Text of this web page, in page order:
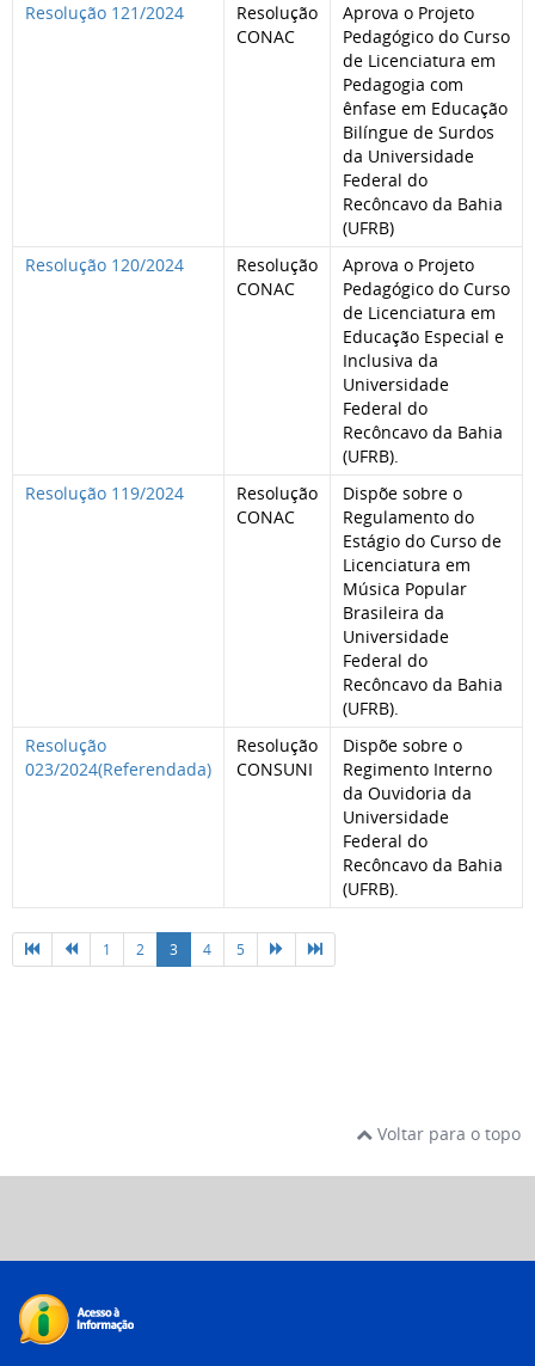
Resolução 121/2024
Resolução
CONAC
Aprova o Projeto
Pedagógico do Curso
de Licenciatura em
Pedagogia com
ênfase em Educação
Bilíngue de Surdos
da Universidade
Federal do
Recôncavo da Bahia
(UFRB)
Resolução 120/2024
Resolução
CONAC
Aprova o Projeto
Pedagógico do Curso
de Licenciatura em
Educação Especial e
Inclusiva da
Universidade
Federal do
Recôncavo da Bahia
(UFRB).
Resolução 119/2024
Resolução
CONAC
Dispõe sobre o
Regulamento do
Estágio do Curso de
Licenciatura em
Música Popular
Brasileira da
Universidade
Federal do
Recôncavo da Bahia
(UFRB).
Resolução
023/2024(Referendada)
Resolução
CONSUNI
Dispõe sobre o
Regimento Interno
da Ouvidoria da
Universidade
Federal do
Recôncavo da Bahia
(UFRB).
1 2 3 4 5
Voltar para o topo